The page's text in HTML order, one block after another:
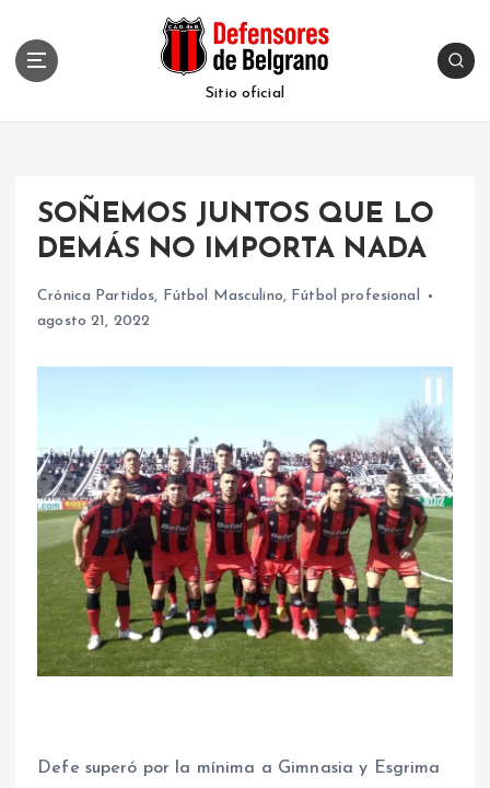
Sitio oficial
SOÑEMOS JUNTOS QUE LO
DEMÁS NO IMPORTA NADA
Crónica Partidos, Fútbol Masculino, Fútbol profesional
agosto 21, 2022
Defe superó por la mínima a Gimnasia y Esgrima